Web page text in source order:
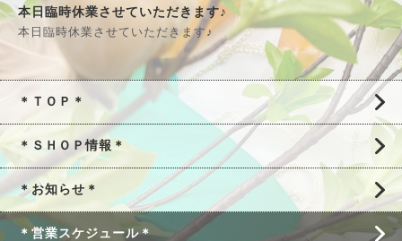
本日臨時休業させていただきます♪
本日臨時休業させていただきます♪
＊ＴＯＰ＊
＊ＳＨＯＰ情報＊
＊お知らせ＊
＊営業スケジュール＊